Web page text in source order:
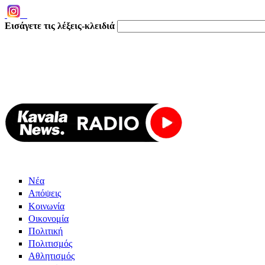
Εισάγετε τις λέξεις-κλειδιά
Νέα
Απόψεις
Κοινωνία
Οικονομία
Πολιτική
Πολιτισμός
Αθλητισμός